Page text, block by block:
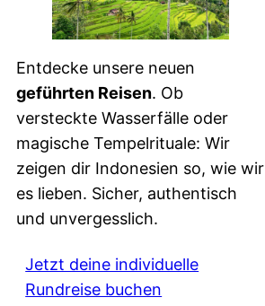
Entdecke unsere neuen
geführten Reisen. Ob
versteckte Wasserfälle oder
magische Tempelrituale: Wir
zeigen dir Indonesien so, wie wir
es lieben. Sicher, authentisch
und unvergesslich.
Jetzt deine individuelle
Rundreise buchen